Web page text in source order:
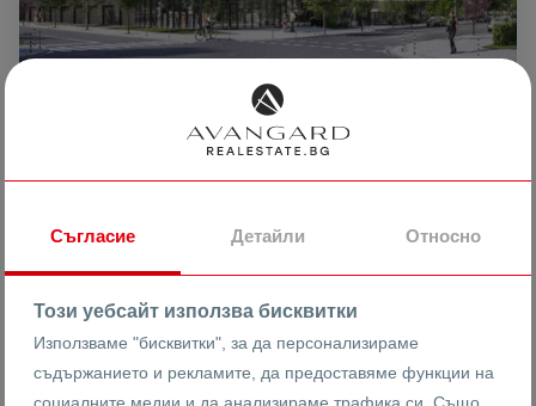
При запитване
ДВУСТАЕН АПАРТАМЕНТ / НАЙ -
гр. Пловдив Христо Смирненски
Съгласие Детайли Относно
Този уебсайт използва бисквитки
Използваме "бисквитки", за да персонализираме
съдържанието и рекламите, да предоставяме функции на
социалните медии и да анализираме трафика си. Също